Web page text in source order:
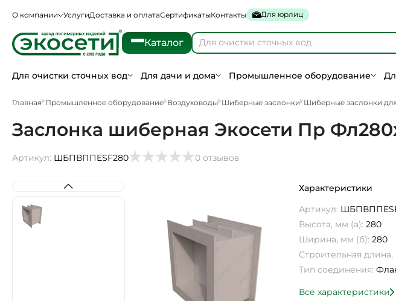
О компании УслугиДоставка и оплатаСертификатыКонтакты Для юрлиц
Каталог
Для очистки сточных вод Для дачи и дома Промышленное оборудование
Главная Промышленное оборудование Воздуховоды Шиберные заслонки Шиберные заслонки
Заслонка шиберная Экосети Пр
Артикул: ШБПВППESF280 0 отзывов
Характеристики
Артикул:
Высота, мм (а): 280
Ширина, мм (б): 280
Строительная длина,
Тип соединения:
Все характеристики